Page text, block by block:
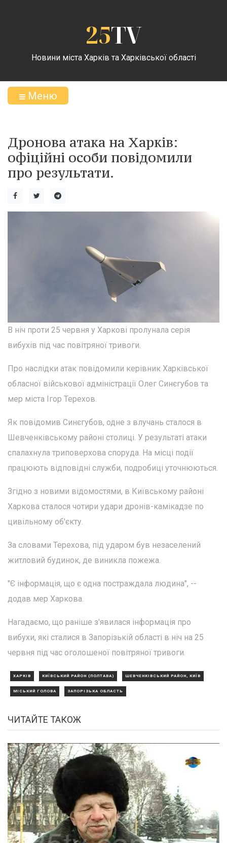
25TV
Новини міста Харків та Харківської області
Меню
Дронова атака на Харків:
офіційні особи повідомили
про результати.
В ніч проти 25 червня у Харкові пролунала серія
вибухів під час повітряної тривоги.
Про наслідки атак повідомили керівник Харківської
обласної військової адміністрації Олег Синєгубов та
мер міста Ігор Терехов.
Як повідомив Синєгубов, одне з влучань сталося в
Шевченківському районі столиці. У результаті атаки
спалахнула триповерхова споруда. На місці події
працюють відповідні служби, подробиці уточнюються.
Згідно з новими відомостями, в Київському районі
Харкова сталося чотири удари дронів-камікадзе по
цивільному об'єкту.
За словами Терехова, під ударом був незаселений
житловий будинок, де виникла пожежа.
"Є інформація, що є одна постраждала людина", --
додав мер Харкова.
Нагадаємо, що раніше з'явилася інформація про
вибухи, які сталися в Запорізькій області в ніч на 25
червня під час оголошеної повітряної тривоги.
ХАРКІВ КИЇВСЬКИЙ РАЙОН (ПОЛТАВА) ШЕВЧЕНКІВСЬКИЙ РАЙОН, КИЇВ
МІСЬКИЙ ГОЛОВА ЗАПОРІЗЬКА ОБЛАСТЬ
ЧИТАЙТЕ ТАКОЖ